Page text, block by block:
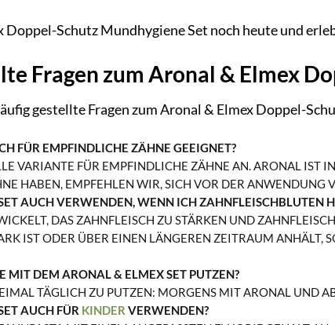
Doppel-Schutz Mundhygiene Set noch heute und
Fragen zum Aronal & Elmex
gestellte Fragen zum Aronal & Elmex Doppel-
FÜR EMPFINDLICHE ZÄHNE GEEIGNET?
VARIANTE FÜR EMPFINDLICHE ZÄHNE AN. ARONAL IST
HABEN, EMPFEHLEN WIR, SICH VOR DER ANWENDUNG
AUCH VERWENDEN, WENN ICH ZAHNFLEISCHBLUTEN
DAS ZAHNFLEISCH ZU STÄRKEN UND
IST ODER ÜBER EINEN LÄNGEREN ZEITRAUM ANHÄLT,
MIT DEM ARONAL & ELMEX SET PUTZEN?
TÄGLICH ZU PUTZEN: MORGENS MIT ARONAL UND
AUCH FÜR KINDER VERWENDEN?